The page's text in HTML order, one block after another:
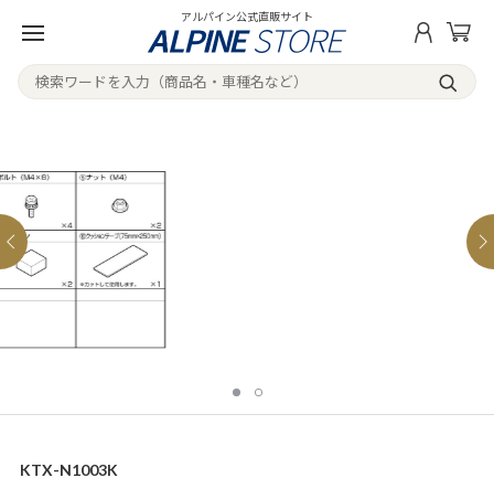
アルパイン公式直販サイト
KTX-N1003K